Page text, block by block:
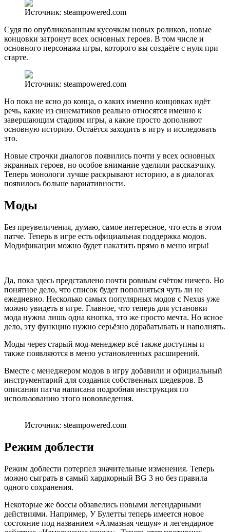
Источник: steampowered.com
Судя по опубликованным кусочкам новых роликов, новые
концовки затронут всех основных героев. В том числе и
основного персонажа игры, которого вы создаёте с нуля при
старте.
Источник: steampowered.com
Но пока не ясно до конца, о каких именно концовках идёт
речь, какие из синематиков реально относятся именно к
завершающим стадиям игры, а какие просто дополняют
основную историю. Остаётся заходить в игру и исследовать
это.
Новые строчки диалогов появились почти у всех основных
экранных героев, но особое внимание уделили рассказчику.
Теперь монологи лучше раскрывают историю, а в диалогах
появилось больше вариативности.
Моды
Без преувеличения, думаю, самое интересное, что есть в этом
патче. Теперь в игре есть официальная поддержка модов.
Модификации можно будет накатить прямо в меню игры!
Да, пока здесь представлено почти ровным счётом ничего. Но
понятное дело, что список будет пополняться чуть ли не
ежедневно. Несколько самых популярных модов с Nexus уже
можно увидеть в игре. Главное, что теперь для установки
мода нужна лишь одна кнопка, это же просто мечта. Но ясное
дело, эту функцию нужно серьёзно дорабатывать и наполнять.
Моды через старый мод-менеджер всё также доступны и
также появляются в меню установленных расширений.
Вместе с менеджером модов в игру добавили и официальный
инструментарий для создания собственных шедевров. В
описании патча написана подробная инструкция по
использованию этого нововведения.
Источник: steampowered.com
Режим доблести
Режим доблести потерпел значительные изменения. Теперь
можно сыграть в самый хардкорный BG 3 но без правила
одного сохранения.
Некоторые же боссы обзавелись новыми легендарными
действиями. Например, У Булетты теперь имеется новое
состояние под названием «Алмазная чешуя» и легендарное